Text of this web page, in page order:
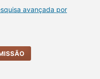
avançada por